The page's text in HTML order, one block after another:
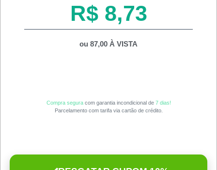
R$ 8,73
ou 87,00 À VISTA
Compra seguracom garantia incondicional de 7 dias!
Parcelamento com tarifa via cartão de crédito.